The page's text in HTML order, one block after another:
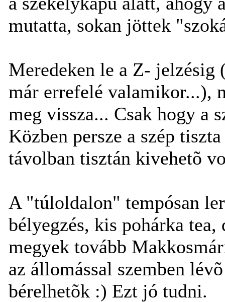
mutatta, sokan jöttek
Meredeken le a Z-
már errefelé valamikor...),
meg vissza... Csak hogy a
Közben persze a szép
távolban tisztán kivehetõ
A "túloldalon" tempósan
bélyegzés, kis pohárka
megyek tovább
az állomással szemben
bérelhetõk :) Ezt jó tudni.